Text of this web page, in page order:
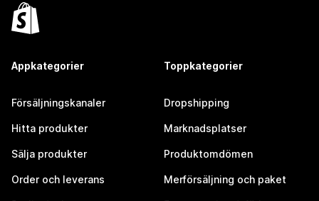
Appkategorier
Försäljningskanaler
Hitta produkter
Sälja produkter
Order och leverans
Toppkategorier
Dropshipping
Marknadsplatser
Produktomdömen
Merförsäljning och paket